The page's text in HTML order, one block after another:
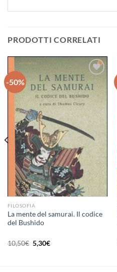
PRODOTTI CORRELATI
-50%
Aggiungi
alla lista
FILOSOFIA
La mente del samurai. Il codice
del Bushido
10,50€ Il
prezzo
5,30€Il